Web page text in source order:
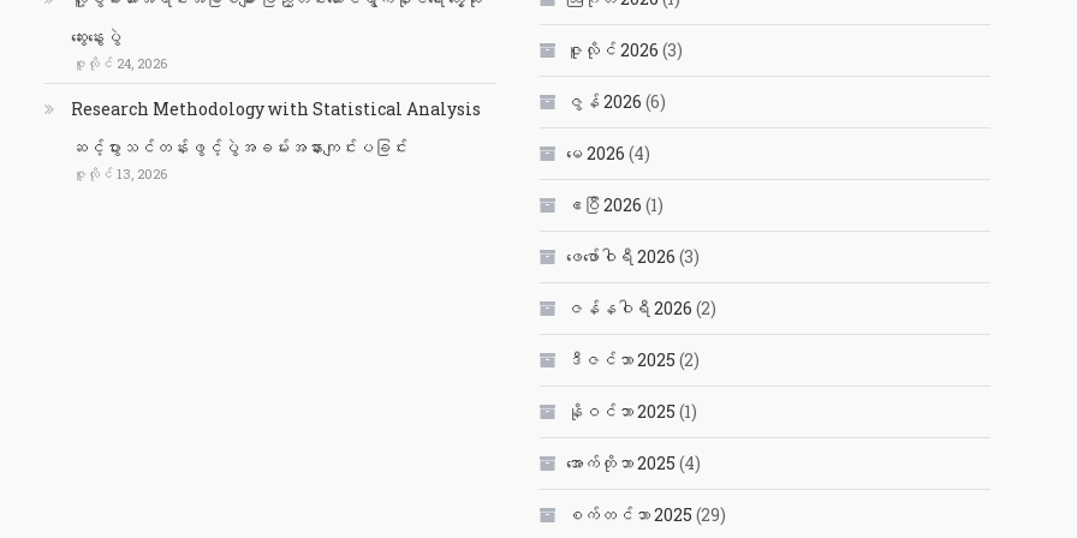
ဆွေးနွေးပွဲ
ဇူလိုင် 24, 2026
Research Methodology with Statistical Analysis
ဆင့်ပွားသင်တန်းဖွင့်ပွဲအခမ်းအနားကျင်းပခြင်း
ဇူလိုင် 13, 2026
ဇူလိုင် 2026 (3)
ဇွန် 2026 (6)
မေ 2026 (4)
ဧပြီ 2026 (1)
ဖေ‌ဖော်ဝါရီ 2026 (3)
ဇန်နဝါရီ 2026 (2)
ဒီဇင်ဘာ 2025 (2)
နိုဝင်ဘာ 2025 (1)
အောက်တိုဘာ 2025 (4)
စက်တင်ဘာ 2025 (29)